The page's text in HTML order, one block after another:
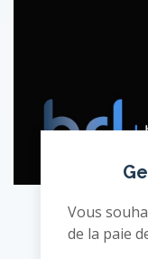
Vous
de la paie